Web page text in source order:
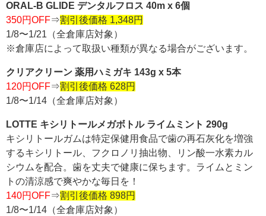
ORAL-B GLIDE デンタルフロス 40m x 6個
350円OFF⇒割引後価格 1,348円
1/8〜1/21（全倉庫店対象）
※倉庫店によって取扱い種類が異なる場合がございます。
クリアクリーン 薬用ハミガキ 143g x 5本
120円OFF⇒割引後価格 628円
1/8〜1/14（全倉庫店対象）
LOTTE キシリトールメガボトル ライムミント 290g
キシリトールガムは特定保健用食品で歯の再石灰化を増強
するキシリトール、フクロノリ抽出物、リン酸一水素カル
シウムを配合。歯を丈夫で健康に保ちます。ライムとミン
トの清涼感で爽やかな毎日を！
140円OFF⇒割引後価格 898円
1/8〜1/14（全倉庫店対象）